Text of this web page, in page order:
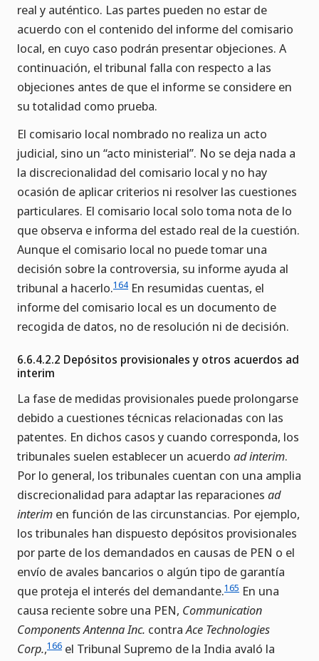
real y auténtico. Las partes pueden no estar de
acuerdo con el contenido del informe del comisario
local, en cuyo caso podrán presentar objeciones. A
continuación, el tribunal falla con respecto a las
objeciones antes de que el informe se considere en
su totalidad como prueba.
El comisario local nombrado no realiza un acto
judicial, sino un “acto ministerial”. No se deja nada a
la discrecionalidad del comisario local y no hay
ocasión de aplicar criterios ni resolver las cuestiones
particulares. El comisario local solo toma nota de lo
que observa e informa del estado real de la cuestión.
Aunque el comisario local no puede tomar una
decisión sobre la controversia, su informe ayuda al
tribunal a hacerlo.164 En resumidas cuentas, el
informe del comisario local es un documento de
recogida de datos, no de resolución ni de decisión.
6.6.4.2.2 Depósitos provisionales y otros acuerdos ad
interim
La fase de medidas provisionales puede prolongarse
debido a cuestiones técnicas relacionadas con las
patentes. En dichos casos y cuando corresponda, los
tribunales suelen establecer un acuerdo ad interim.
Por lo general, los tribunales cuentan con una amplia
discrecionalidad para adaptar las reparaciones ad
interim en función de las circunstancias. Por ejemplo,
los tribunales han dispuesto depósitos provisionales
por parte de los demandados en causas de PEN o el
envío de avales bancarios o algún tipo de garantía
que proteja el interés del demandante.165 En una
causa reciente sobre una PEN, Communication
Components Antenna Inc. contraAce Technologies
Corp.,166 el Tribunal Supremo de la India avaló la